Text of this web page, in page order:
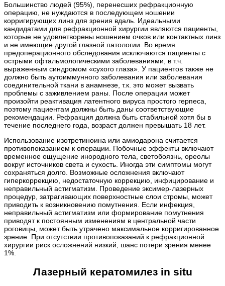
Большинство людей (95%), перенесших рефракционную
операцию, не нуждаются в последующем ношении
корригирующих линз для зрения вдаль. Идеальными
кандидатами для рефракционной хирургии являются пациенты,
которые не удовлетворены ношением очков или контактных линз
и не имеющие другой глазной патологии. Во время
предоперационного обследования исключаются пациенты с
острыми офтальмологическими заболеваниями, в т.ч.
выраженным синдромом «сухого глаза». У пациентов также не
должно быть аутоиммунного заболевания или заболевания
соединительной ткани в анамнезе, т.к. это может вызвать
проблемы с заживлением раны. После операции может
произойти реактивация латентного вируса простого герпеса,
поэтому пациентам должны быть даны соответствующие
рекомендации. Рефракция должна быть стабильной хотя бы в
течение последнего года, возраст должен превышать 18 лет.
Использование изотретиноина или амиодарона считается
противопоказанием к операции. Побочные эффекты включают
временное ощущение инородного тела, светобоязнь, ореолы
вокруг источников света и сухость. Иногда эти симптомы могут
сохраняться долго. Возможные осложнения включают
гиперкоррекцию, недостаточную коррекцию, инфицирование и
неправильный астигматизм. Проведение эксимер-лазерных
процедур, затрагивающих поверхностные слои стромы, может
приводить к возникновению помутнения. Если инфекция,
неправильный астигматизм или формирование помутнения
приводят к постоянным изменениям в центральной части
роговицы, может быть утрачено максимальное корригированное
зрение. При отсутствии противопоказаний к рефракционной
хирургии риск осложнений низкий, шанс потери зрения менее
1%.
Лазерный кератомилез in situ